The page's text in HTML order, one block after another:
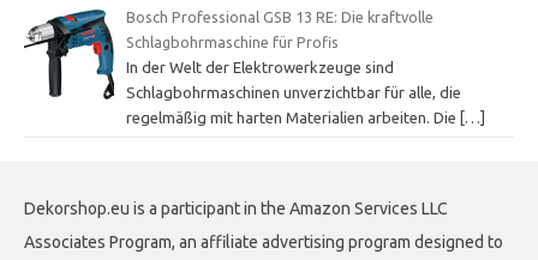
Bosch Professional GSB 13 RE: Die kraftvolle
Schlagbohrmaschine für Profis
In der Welt der Elektrowerkzeuge sind
Schlagbohrmaschinen unverzichtbar für alle, die
regelmäßig mit harten Materialien arbeiten. Die
[…]
Dekorshop.eu is a participant in the Amazon Services LLC
Associates Program, an affiliate advertising program designed to